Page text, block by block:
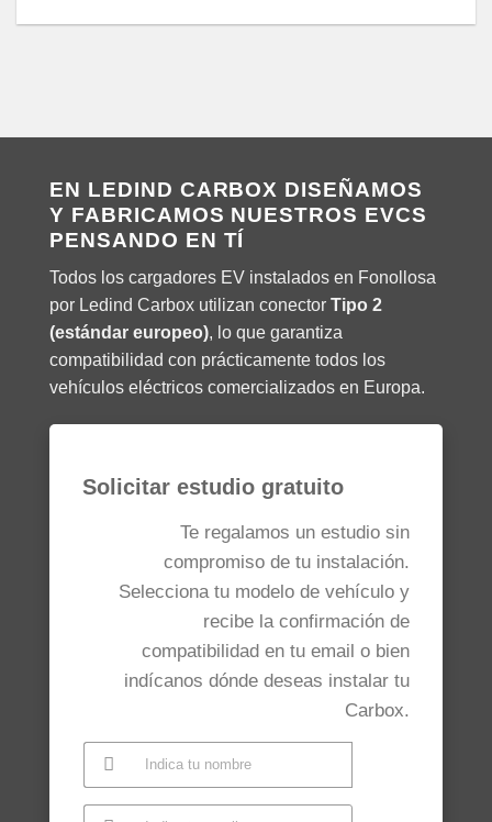
EN LEDIND CARBOX DISEÑAMOS
Y FABRICAMOS NUESTROS EVCS
PENSANDO EN TÍ
Todos los cargadores EV instalados en Fonollosa
por Ledind Carbox utilizan conector Tipo 2
(estándar europeo), lo que garantiza
compatibilidad con prácticamente todos los
vehículos eléctricos comercializados en Europa.
Solicitar estudio gratuito
Te regalamos un estudio sin
compromiso de tu instalación.
Selecciona tu modelo de vehículo y
recibe la confirmación de
compatibilidad en tu email o bien
indícanos dónde deseas instalar tu
Carbox.